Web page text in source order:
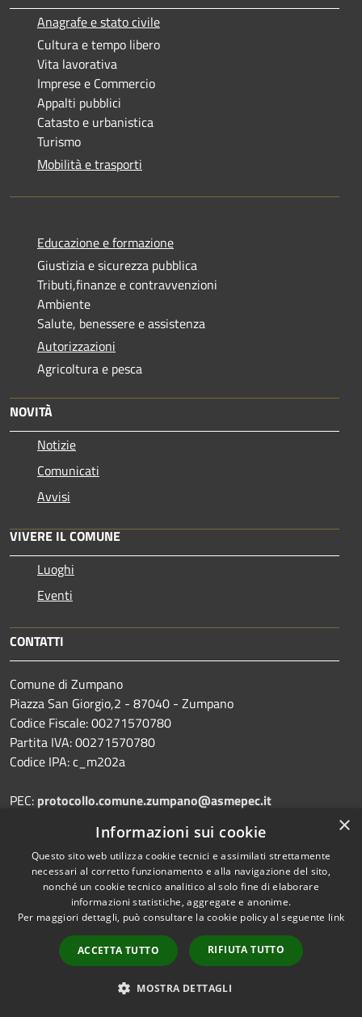
Anagrafe e stato civile
Cultura e tempo libero
Vita lavorativa
Imprese e Commercio
Appalti pubblici
Catasto e urbanistica
Turismo
Mobilità e trasporti
Educazione e formazione
Giustizia e sicurezza pubblica
Tributi,finanze e contravvenzioni
Ambiente
Salute, benessere e assistenza
Autorizzazioni
Agricoltura e pesca
NOVITÀ
Notizie
Comunicati
Avvisi
VIVERE IL COMUNE
Luoghi
Eventi
CONTATTI
Comune di Zumpano
Piazza San Giorgio,2 - 87040 - Zumpano
Codice Fiscale: 00271570780
Partita IVA: 00271570780
Codice IPA: c_m202a
PEC: protocollo.comune.zumpano@asmepec.it
Prenotazione appuntamento
Segnalazione disservizio
Leggi le FAQ
Richiesta assistenza
×
Informazioni sui cookie
Questo sito web utilizza cookie tecnici e assimilati strettamente
necessari al corretto funzionamento e alla navigazione del sito,
nonché un cookie tecnico analitico al solo fine di elaborare
informazioni statistiche, aggregate e anonime.
Per maggiori dettagli, può consultare la cookie policy al seguente link
ACCETTA TUTTO RIFIUTA TUTTO
MOSTRA DETTAGLI